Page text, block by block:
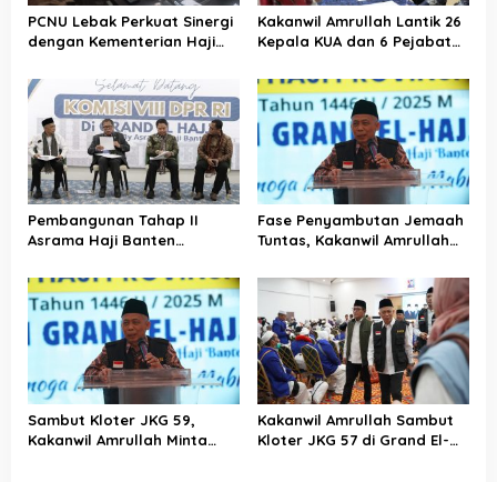
PCNU Lebak Perkuat Sinergi
dengan Kementerian Haji
hingga Pendirian KBIHU
Kakanwil Amrullah Lantik 26
Kepala KUA dan 6 Pejabat
Haji dan Umrah
Pembangunan Tahap II
Asrama Haji Banten
Desember 2025
Fase Penyambutan Jemaah
Tuntas, Kakanwil Amrullah
Sambut Kloter JKG 59,
Kakanwil Amrullah Minta
Kakanwil Amrullah Sambut
Kloter JKG 57 di Grand El-